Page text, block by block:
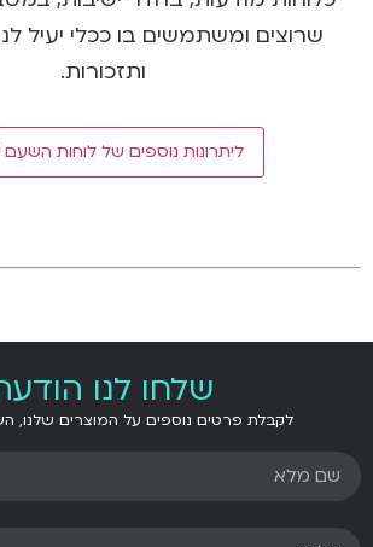
שרוצים ומשתמשים בו ככלי יעיל
ותזכורות.
ליתרונות נוספים של לוחות
שלחו לנו
לקבלת פרטים נוספים על המוצרים שלנו,